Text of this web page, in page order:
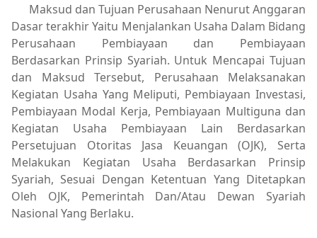
Maksud dan Tujuan Perusahaan Nenurut Anggaran
Dasar terakhir Yaitu Menjalankan Usaha Dalam Bidang
Perusahaan Pembiayaan dan Pembiayaan
Berdasarkan Prinsip Syariah. Untuk Mencapai Tujuan
dan Maksud Tersebut, Perusahaan Melaksanakan
Kegiatan Usaha Yang Meliputi, Pembiayaan Investasi,
Pembiayaan Modal Kerja, Pembiayaan Multiguna dan
Kegiatan Usaha Pembiayaan Lain Berdasarkan
Persetujuan Otoritas Jasa Keuangan (OJK), Serta
Melakukan Kegiatan Usaha Berdasarkan Prinsip
Syariah, Sesuai Dengan Ketentuan Yang Ditetapkan
Oleh OJK, Pemerintah Dan/Atau Dewan Syariah
Nasional Yang Berlaku.